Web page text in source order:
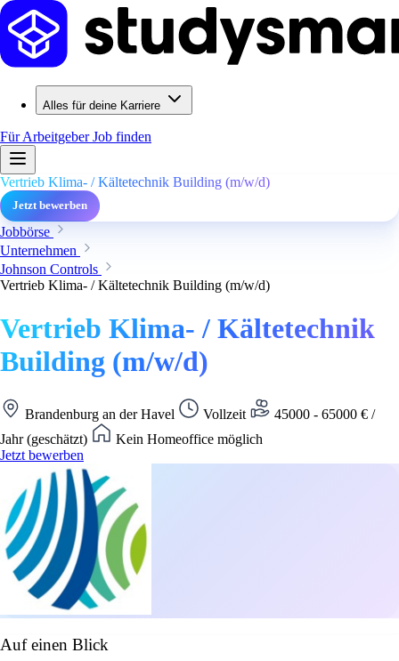
Alles für deine Karriere
Für ArbeitgeberJob finden
Vertrieb Klima- / Kältetechnik Building (m/w/d)
Jetzt bewerben
Jobbörse
Unternehmen
Johnson Controls
Vertrieb Klima- / Kältetechnik Building (m/w/d)
Vertrieb Klima- / Kältetechnik
Building (m/w/d)
Brandenburg an der Havel Vollzeit
45000 - 65000 € /
Jahr (geschätzt)
Kein Homeoffice möglich
Jetzt bewerben
Auf einen Blick